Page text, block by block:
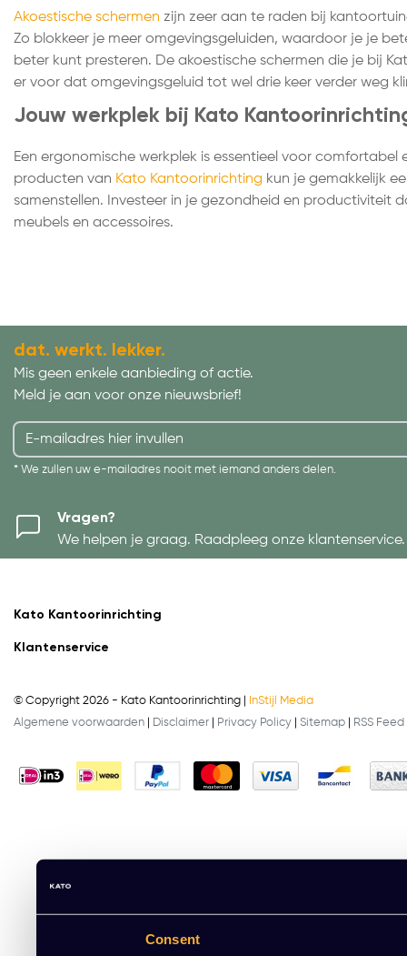
Consent
Akoestische schermen zijn zeer aan te raden bij
Zo blokkeer je meer omgevingsgeluiden, waardoor je je
beter kunt presteren. De akoestische schermen die je bij
er voor dat omgevingsgeluid tot wel drie keer verder weg
Jouw werkplek bij Kato
Een ergonomische werkplek is essentieel voor comfortabel
producten van Kato Kantoorinrichting kun je gemakkelijk
samenstellen. Investeer in je gezondheid en productiviteit
meubels en accessoires.
dat. werkt. lekker.
Mis geen enkele aanbieding of actie.
Meld je aan voor onze nieuwsbrief!
* We zullen uw e-mailadres nooit met iemand anders delen.
Vragen?
We helpen je graag. Raadpleeg onze klantenservice.
Kato Kantoorinrichting
Klantenservice
© Copyright 2026 - Kato Kantoorinrichting |
InStijl Media
Algemene voorwaarden
Disclaimer Privacy Policy Sitemap RSS Feed